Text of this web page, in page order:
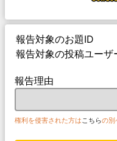
報告対象のお題ID
報告対象の投稿ユーザ
報告理由
権利を侵害された方はこちらの別